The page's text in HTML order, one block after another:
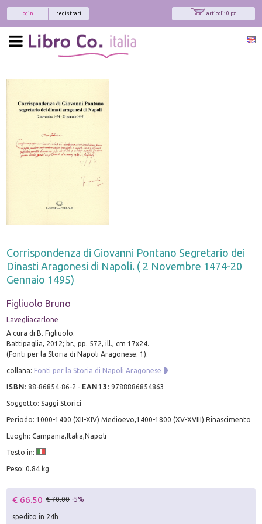
articoli: 0 pz.
registrati
login
Corrispondenza di Giovanni Pontano Segretario dei
Dinasti Aragonesi di Napoli. ( 2 Novembre 1474-20
Gennaio 1495)
Figliuolo Bruno
Lavegliacarlone
A cura di B. Figliuolo.
Battipaglia, 2012; br., pp. 572, ill., cm 17x24.
(Fonti per la Storia di Napoli Aragonese. 1).
collana: Fonti per la Storia di Napoli Aragonese
ISBN:88-86854-86-2 - EAN13 :9788886854863
Soggetto: Saggi Storici
Periodo: 1000-1400 (XII-XIV) Medioevo,1400-1800 (XV-XVIII) Rinascimento
Luoghi: Campania,Italia,Napoli
Testo in:
Peso: 0.84 kg
€ 66.50 € 70.00 -5%
spedito in 24h